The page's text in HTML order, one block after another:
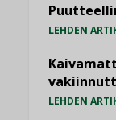
LEHDEN
LEHDEN